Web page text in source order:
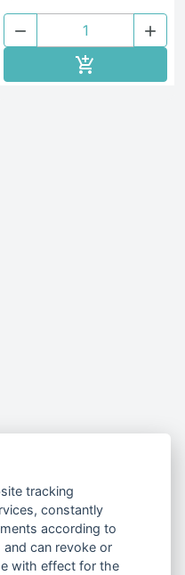
 

jederzeit widerrufen.
tracking
constantly
according to
can revoke or
with effect for the